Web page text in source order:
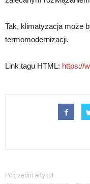
Tak, klimatyzacja może
termomodernizacji.
Link tagu HTML: https://
Poprzedni artykuł